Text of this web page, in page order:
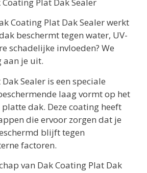
Coating Plat Dak Sealer werkt
beschermt tegen water, UV-
schadelijke invloeden? We
aan je uit.
Sealer is een speciale
laag vormt op het
dak. Deze coating heeft
die ervoor zorgen dat je
blijft tegen
factoren.
van Dak Coating Plat Dak